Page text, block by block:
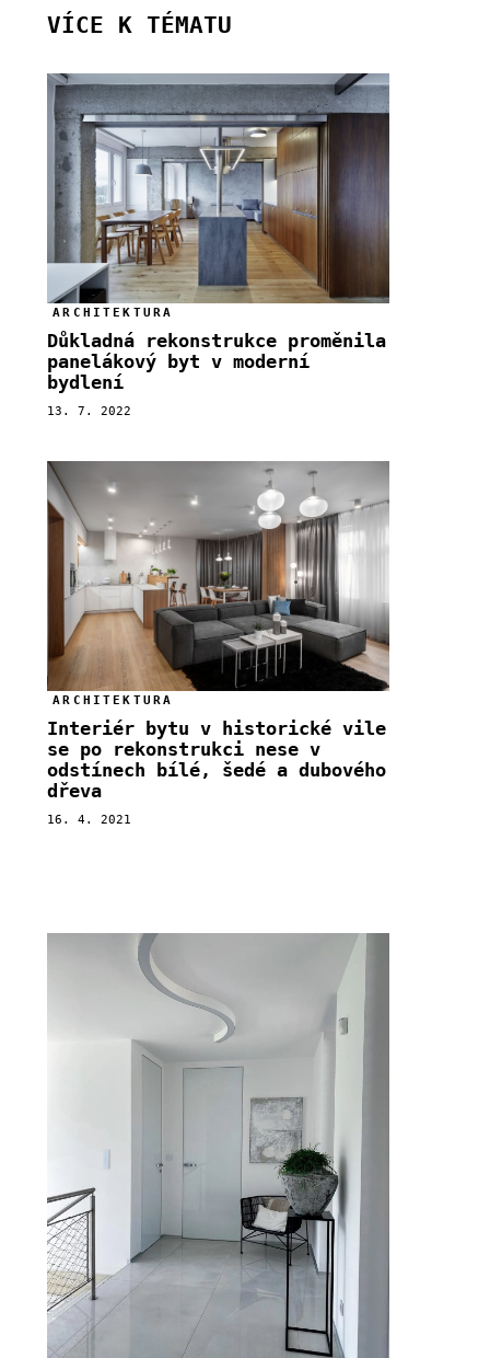
VÍCE K TÉMATU
ARCHITEKTURA
Důkladná rekonstrukce proměnila
panelákový byt v moderní
bydlení
13. 7. 2022
ARCHITEKTURA
Interiér bytu v historické vile
se po rekonstrukci nese v
odstínech bílé, šedé a dubového
dřeva
16. 4. 2021